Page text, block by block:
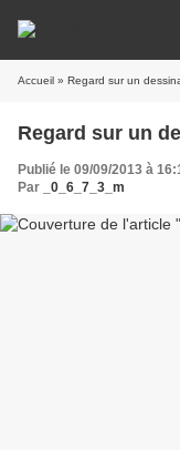
Accueil » Regard sur un
Regard sur un
Publié le 09/09/2013 à
Par
_0_6_7_3_m